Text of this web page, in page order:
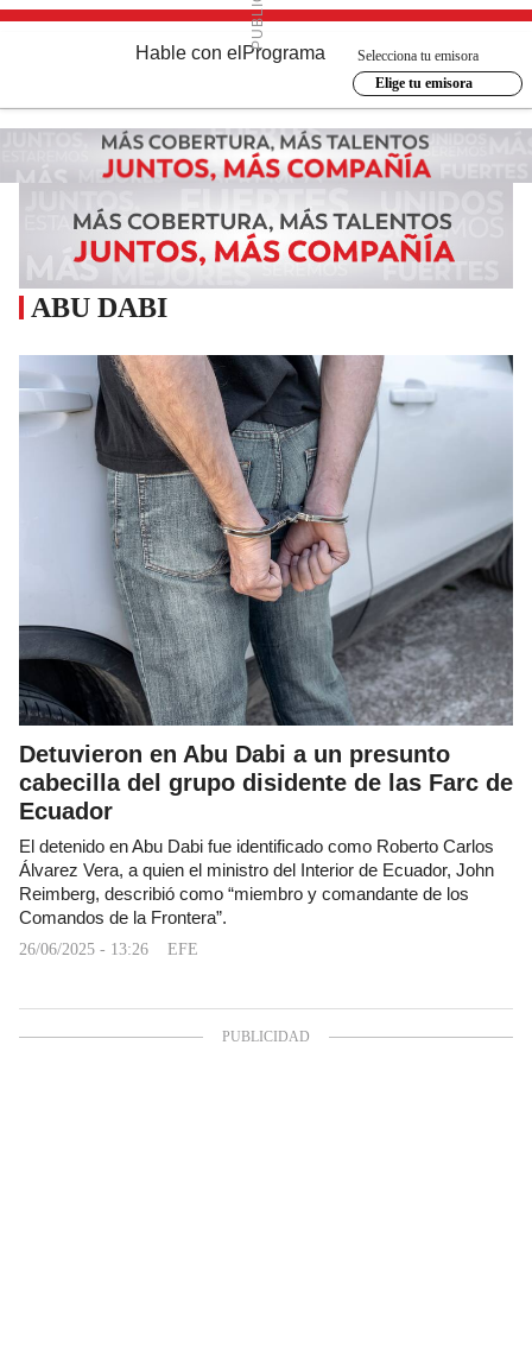
Hable con el Programa
Selecciona tu emisora
Elige tu emisora
ABU DABI
Detuvieron en Abu Dabi a un presunto
cabecilla del grupo disidente de las Farc de
Ecuador
El detenido en Abu Dabi fue identificado como Roberto Carlos
Álvarez Vera, a quien el ministro del Interior de Ecuador, John
Reimberg, describió como “miembro y comandante de los
Comandos de la Frontera”.
26/06/2025 - 13:26 EFE